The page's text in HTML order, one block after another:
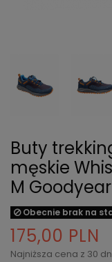
Buty
męskie
M
Obecnie brak na
175,00 PLN
Najniższa cena z 30